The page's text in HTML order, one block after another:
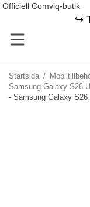
Officiell Comviq-butik
↪️
Startsida /
Samsung Galaxy S26
- Samsung Galaxy